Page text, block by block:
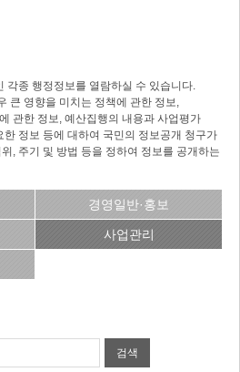
각종 행정정보를 열람하실 수 있습니다.
큰 영향을 미치는 정책에 관한 정보,
관한 정보, 예산집행의 내용과 사업평가
정보 등에 대하여 국민의 정보공개 청구가
, 주기 및 방법 등을 정하여 정보를 공개하는
경영일반·홍보
사업관리
검색